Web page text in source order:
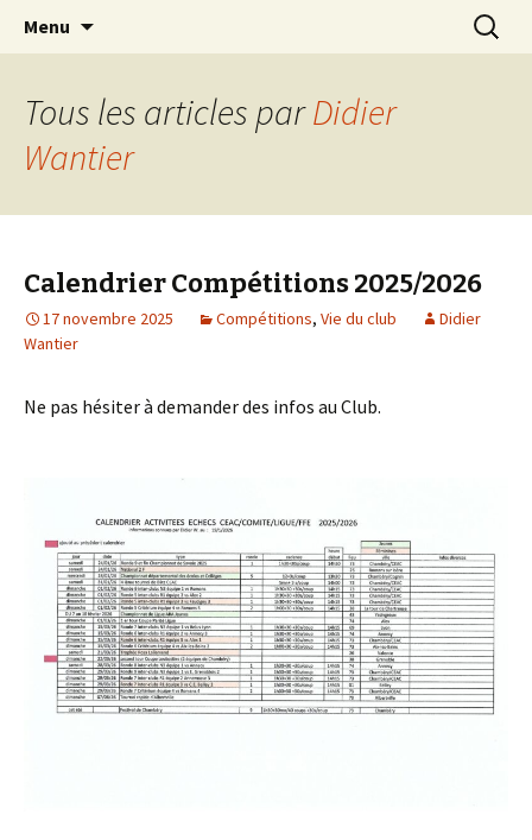
Club d échecs de l
agglomération
chambérienne
Les échecs pour tous
Menu
Tous les articles parDidier
Wantier
Calendrier Compétitions 2025/2026
17 novembre 2025 Compétitions, Vie du club
Didier
Wantier
Ne pas hésiter à demander des infos au Club.